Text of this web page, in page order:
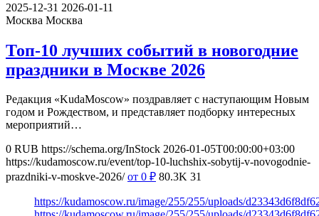
2025-12-31 2026-01-11
Москва Москва
Топ-10 лучших событий в новогодние
праздники в Москве 2026
Редакция «KudaMoscow» поздравляет с наступающим Новым
годом и Рождеством, и представляет подборку интересных
мероприятий…
0 RUB https://schema.org/InStock 2026-01-05T00:00:00+03:00
https://kudamoscow.ru/event/top-10-luchshix-sobytij-v-novogodnie-
prazdniki-v-moskve-2026/ от 0 ₽ 80.3K 31
https://kudamoscow.ru/image/255/255/uploads/